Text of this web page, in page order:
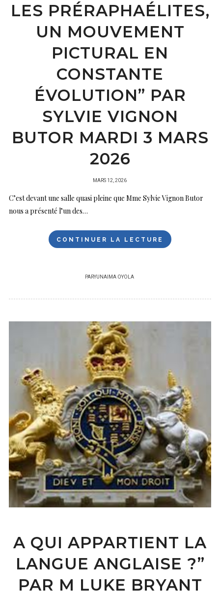
LES PRÉRAPHAÉLITES,
UN MOUVEMENT
PICTURAL EN
CONSTANTE
ÉVOLUTION” PAR
SYLVIE VIGNON
BUTOR MARDI 3 MARS
2026
PUBLIÉ
MARS 12, 2026
C’est devant une salle quasi pleine que Mme Sylvie Vignon Butor
nous a présenté l’un des…
CONTINUER LA LECTURE
PARYUNAIMA OYOLA
A QUI APPARTIENT LA
LANGUE ANGLAISE ?”
PAR M LUKE BRYANT